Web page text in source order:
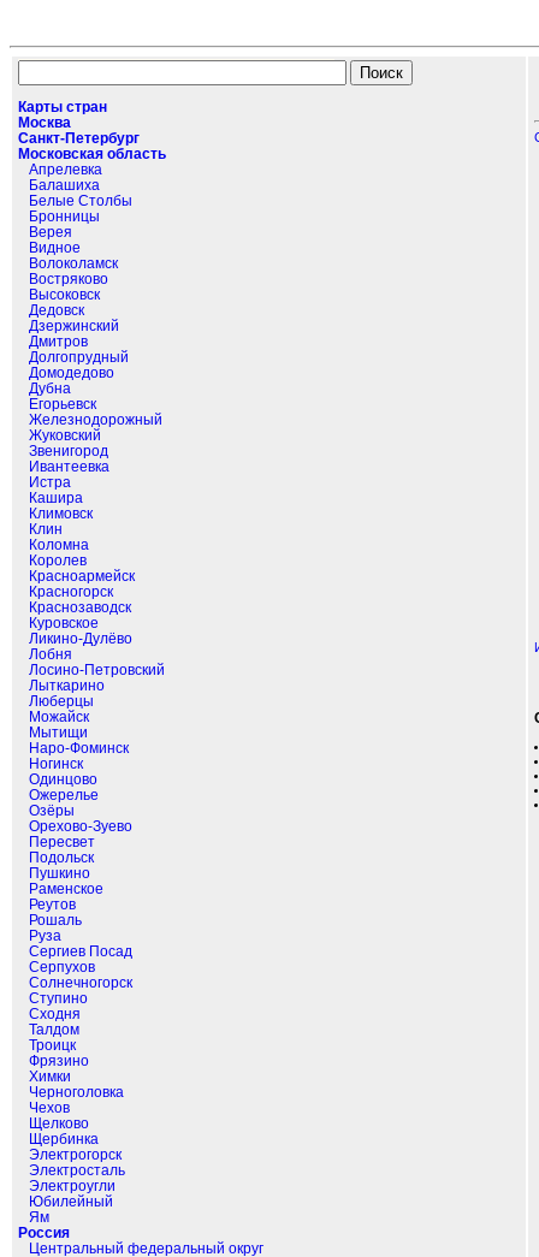
Карты стран
Москва
Санкт-Петербург
Московская область
Апрелевка
Балашиха
Белые Столбы
Бронницы
Верея
Видное
Волоколамск
Востряково
Высоковск
Дедовск
Дзержинский
Дмитров
Долгопрудный
Домодедово
Дубна
Егорьевск
Железнодорожный
Жуковский
Звенигород
Ивантеевка
Истра
Кашира
Климовск
Клин
Коломна
Королев
Красноармейск
Красногорск
Краснозаводск
Куровское
Ликино-Дулёво
Лобня
Лосино-Петровский
Лыткарино
Люберцы
Можайск
Мытищи
Наро-Фоминск
Ногинск
Одинцово
Ожерелье
Озёры
Орехово-Зуево
Пересвет
Подольск
Пушкино
Раменское
Реутов
Рошаль
Руза
Сергиев Посад
Серпухов
Солнечногорск
Ступино
Сходня
Талдом
Троицк
Фрязино
Химки
Черноголовка
Чехов
Щелково
Щербинка
Электрогорск
Электросталь
Электроугли
Юбилейный
Ям
Россия
Центральный федеральный округ